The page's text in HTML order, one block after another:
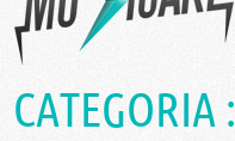
CATEGORIA :